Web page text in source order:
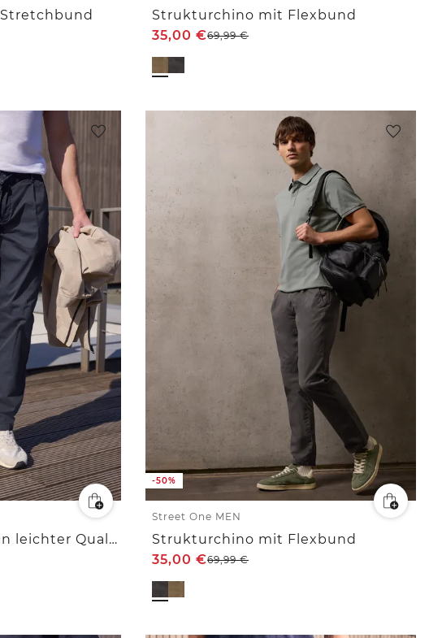
Strukturchino mit Flexbund
35,00€69,99€
Straight Leg Chino in leichter Qualität
-50%
Street One MEN
Strukturchino mit Flexbund
35,00€69,99€